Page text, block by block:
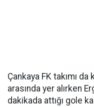
Çankaya FK takımı
arasında yer alırken
dakikada attığı gole